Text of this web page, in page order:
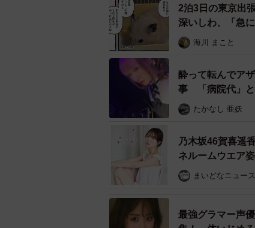
2泊3日の東京出
深いしわ、「急
海川 まこと
酔って転んでア
事 「病院代」と
たかなし 亜妖
乃木坂46賀喜遥
ネルームウエア姿
まいどなニュー
最強グラマー声